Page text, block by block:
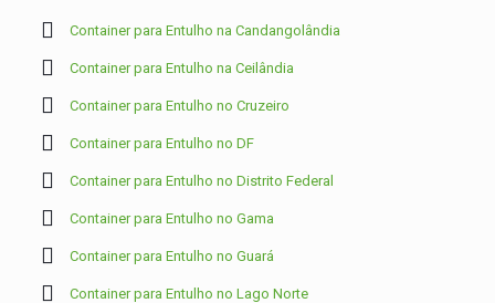
Container para Entulho na Candangolândia
Container para Entulho na Ceilândia
Container para Entulho no Cruzeiro
Container para Entulho no DF
Container para Entulho no Distrito Federal
Container para Entulho no Gama
Container para Entulho no Guará
Container para Entulho no Lago Norte